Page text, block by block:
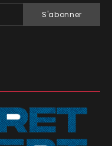
S'abonner